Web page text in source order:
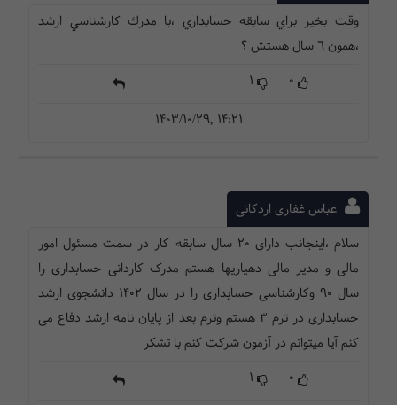
وقت بخير براي سابقه حسابداري ،با مدرك كارشناسي ارشد
،همون ٦ سال هستش ؟
1403/10/29, 14:21
عباس غفاری اردکانی
سلام ،اینجانب دارای ۲۰ سال سابقه کار در سمت مسئول امور
مالی و مدیر مالی دهیاریها هستم مدرک کاردانی حسابداری را
سال ۹۰ وکارشناسی حسابداری را در سال ۱۴۰۲ دانشجوی ارشد
حسابداری در ترم ۳ هستم وترم بعد از پایان نامه ارشد دفاع می
کنم آیا میتوانم در آزمون شرکت کنم با تشکر